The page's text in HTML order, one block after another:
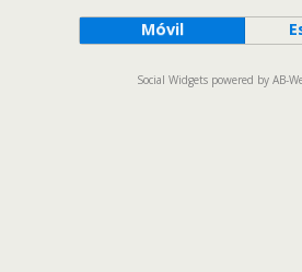
Móvil
Social Widgets powered by AB-